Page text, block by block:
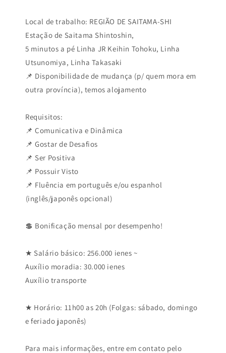
Local de trabalho: REGIÃO DE SAITAMA-SHI
Estação de Saitama Shintoshin,
5 minutos a pé Linha JR Keihin Tohoku, Linha
Utsunomiya, Linha Takasaki
📌 Disponibilidade de mudança (p/ quem mora em
outra província), temos alojamento
Requisitos:
📌 Comunicativa e Dinâmica
📌 Gostar de Desafios
📌 Ser Positiva
📌 Possuir Visto
📌 Fluência em português e/ou espanhol
️(inglês️/japonês opcional)
💲 Bonificação mensal por desempenho!
★ Salário básico: 256.000 ienes ~
Auxílio moradia: 30.000 ienes
Auxílio transporte
★ Horário: 11h00 as 20h (Folgas: sábado, domingo
e feriado japonês)
Para mais informações, entre em contato pelo